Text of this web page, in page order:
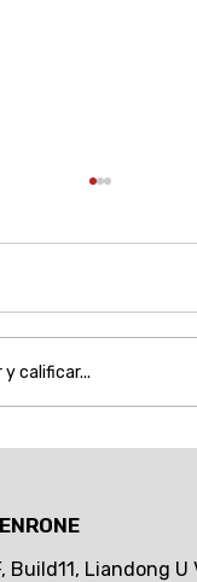
pasivo:
inteligente
calificar...
Liandong U